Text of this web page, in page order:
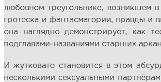
любовном треугольнике, возникшем
гротеска и фантасмагории, правды и
она наглядно демонстрирует, как
подглавами-названиями старших
И жутковато становится в этом
несколькими сексуальными